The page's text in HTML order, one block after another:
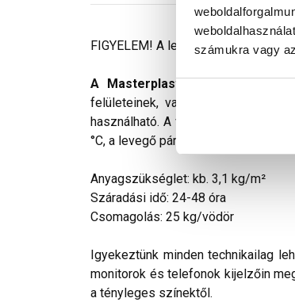
számukra vagy
FIGYELEM! A leírás végén fontos
A Masterplast Thermomaster
felületeinek, valamint homlokzati
használható. A vékonyvakolat
°C, a levegő páratartalma max.
Anyagszükséglet: kb. 3,1 kg/m²
Száradási idő: 24-48 óra
Csomagolás: 25 kg/vödör
Igyekeztünk minden technikailag
monitorok és telefonok kijelzőin
a tényleges színektől.